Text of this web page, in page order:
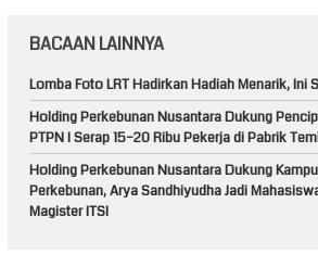
BACAAN LAINNYA
Lomba Foto LRT Hadirkan Hadiah Menarik, Ini
Holding Perkebunan Nusantara Dukung
PTPN I Serap 15–20 Ribu Pekerja di Pabrik
Holding Perkebunan Nusantara Dukung
Perkebunan, Arya Sandhiyudha Jadi
Magister ITSI